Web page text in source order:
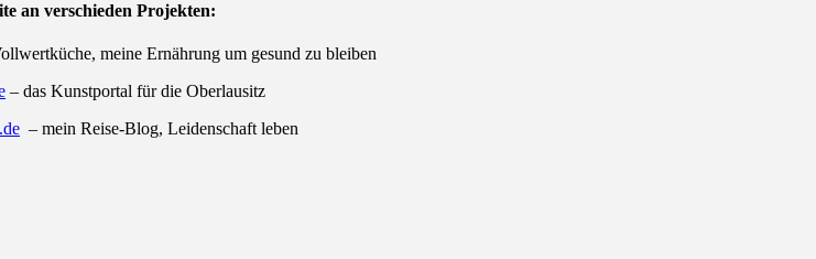
an verschieden Projekten:
meine Ernährung um gesund zu bleiben
– das Kunstportal für die Oberlausitz
– mein Reise-Blog, Leidenschaft leben